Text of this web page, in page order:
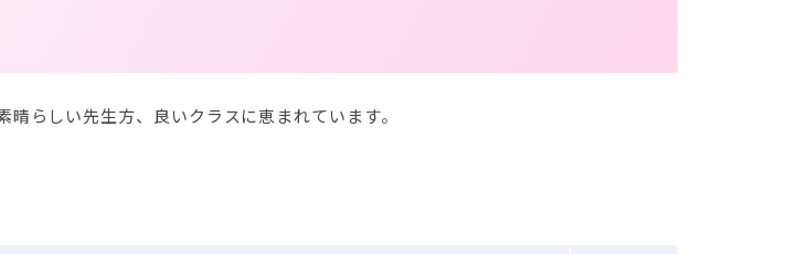
らしい先生方、良いクラスに恵まれています。